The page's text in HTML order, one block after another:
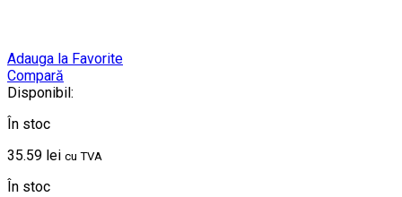
Adauga la Favorite
Compară
Disponibil:
În stoc
35.59 lei cu TVA
În stoc